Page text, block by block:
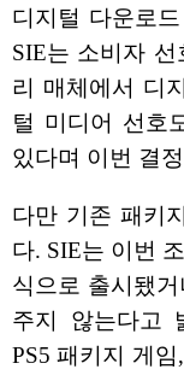
디지털 다운로
SIE는 소비자
리 매체에서 디
털 미디어 선호
있다며 이번 결
다만 기존 패키
다. SIE는 이번
식으로 출시됐
주지 않는다고
PS5 패키지 게